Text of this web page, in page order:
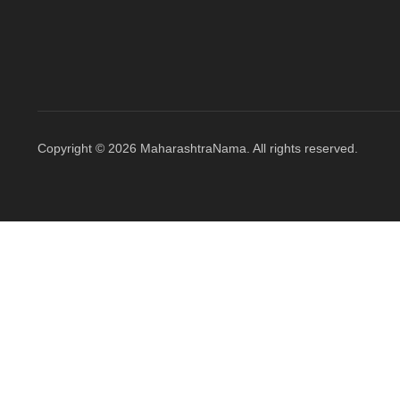
Copyright © 2026 MaharashtraNama. All rights reserved.